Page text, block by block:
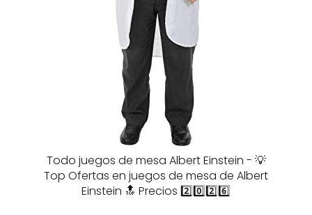
Todo juegos de mesa Albert Einstein - 💡
Top Ofertas en juegos de mesa de Albert
Einstein 🔝 Precios 2️⃣0️⃣2️⃣6️⃣